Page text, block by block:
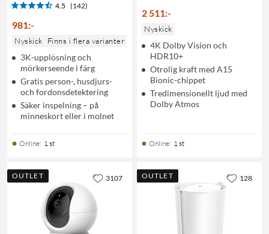
4.5 (142)
981:-
Nyskick Finns i flera varianter
3K-upplösning och
mörkerseende i färg
Gratis person-, husdjurs-
och fordonsdetektering
Säker inspelning – på
minneskort eller i molnet
Online: 1 st
2 511:-
Nyskick
4K Dolby Vision och
HDR10+
Otrolig kraft med A15
Bionic-chippet
Tredimensionellt ljud med
Dolby Atmos
Online: 1 st
OUTLET 3107 OUTLET 128